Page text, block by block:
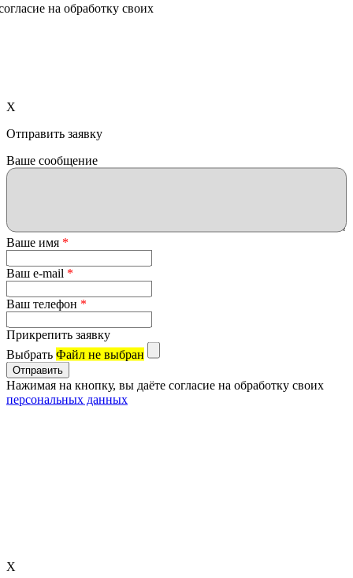
на обработку своих
X
Отправить заявку
Ваше сообщение
Ваше имя *
Ваш e-mail *
Ваш телефон *
Прикрепить заявку
Выбрать Файл не выбран
Нажимая на кнопку, вы даёте согласие на обработку своих
персональных данных
X